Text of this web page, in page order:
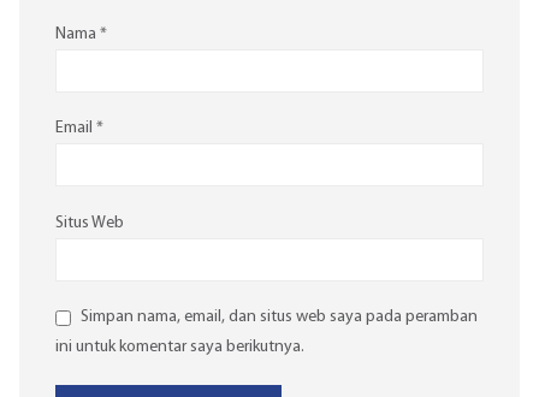
Nama *
Email *
Situs Web
Simpan nama, email, dan situs web saya pada peramban
ini untuk komentar saya berikutnya.